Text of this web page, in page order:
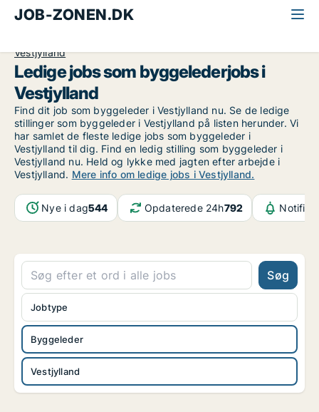
JOB-ZONEN.DK
Vestjylland
Ledige jobs som byggelederjobs i
Vestjylland
Find dit job som byggeleder i Vestjylland nu. Se de ledige
stillinger som byggeleder i Vestjylland på listen herunder. Vi
har samlet de fleste ledige jobs som byggeleder i
Vestjylland til dig. Find en ledig stilling som byggeleder i
Vestjylland nu. Held og lykke med jagten efter arbejde i
Vestjylland. Mere info om ledige jobs i Vestjylland.
Nye i dag544 Opdaterede 24h792
Søg
Byggeleder
Vestjylland
Jobtype